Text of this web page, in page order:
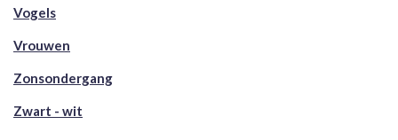
Vogels
Vrouwen
Zonsondergang
Zwart - wit